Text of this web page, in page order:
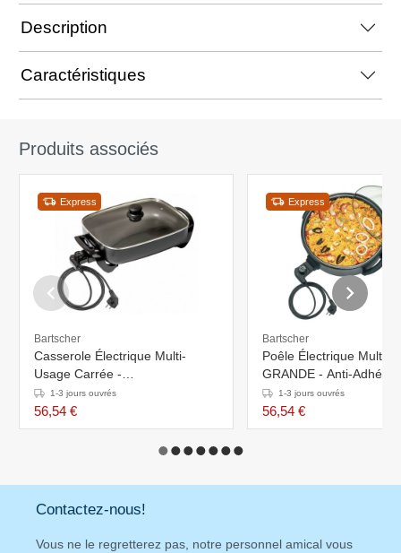
Description
Caractéristiques
Produits associés
Express
Bartscher
Casserole Électrique Multi-
Usage Carrée -
490x310x195(h)mm
1-3 jours ouvrés
56,54 €
Express
Bartscher
Poêle Électrique Multi-
GRANDE - Anti-Adhésif
Ø410mm
1-3 jours ouvrés
56,54 €
Contactez-nous!
Vous ne le regretterez pas, notre personnel amical vous